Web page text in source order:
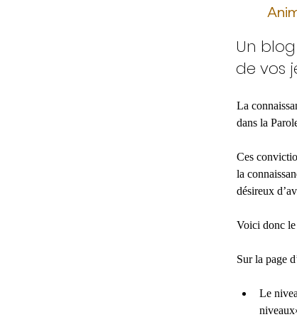
Un
de vos
La
dans la
Ces
la
désireux
Voici donc le
Sur la page
Le